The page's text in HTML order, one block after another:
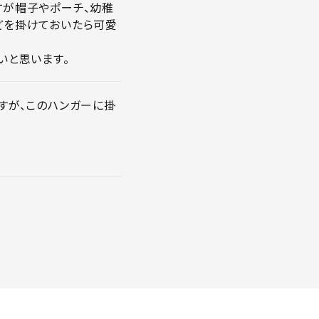
帽子やポーチ、幼稚
掛けておいたら可愛
思います。
が、このハンガーに掛